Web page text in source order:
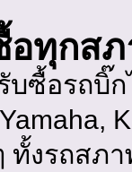
อทุกส
บซื้อรถบิ๊
ทั้งรถสภา